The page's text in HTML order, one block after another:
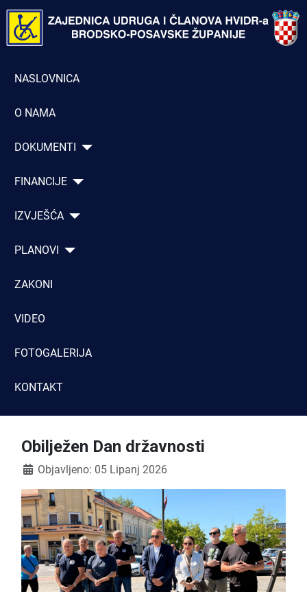
NASLOVNICA
O NAMA
DOKUMENTI
FINANCIJE
IZVJEŠĆA
PLANOVI
ZAKONI
VIDEO
FOTOGALERIJA
KONTAKT
Obilježen Dan državnosti
DetaljiObjavljeno: 05 Lipanj 2026